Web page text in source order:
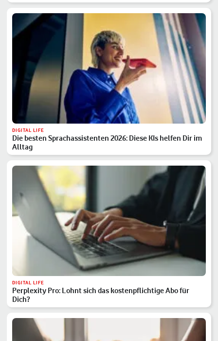
DIGITAL LIFE
Die besten Sprachassistenten 2026: Diese KIs helfen Dir im
Alltag
DIGITAL LIFE
Perplexity Pro: Lohnt sich das kostenpflichtige Abo für
Dich?